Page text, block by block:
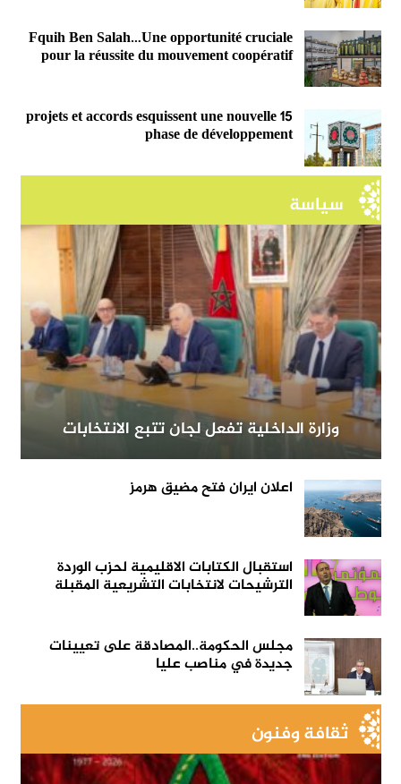
Fquih Ben Salah…Une opportunité cruciale
pour la réussite du mouvement coopératif
15 projets et accords esquissent une nouvelle
phase de développement
سياسة
وزارة الداخلية تفعل لجان تتبع الانتخابات
اعلان ايران فتح مضيق هرمز
استقبال الكتابات الاقليمية لحزب الوردة
الترشيحات لانتخابات التشريعية المقبلة
مجلس الحكومة..المصادقة على تعيينات
جديدة في مناصب عليا
ثقافة وفنون